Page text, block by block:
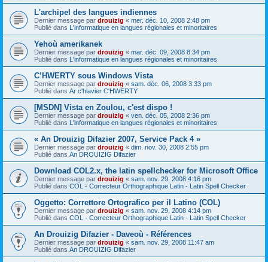
L'archipel des langues indiennes
Dernier message par drouizig « mer. déc. 10, 2008 2:48 pm
Publié dans L'informatique en langues régionales et minoritaires
Yehoù amerikanek
Dernier message par drouizig « mar. déc. 09, 2008 8:34 pm
Publié dans L'informatique en langues régionales et minoritaires
C’HWERTY sous Windows Vista
Dernier message par drouizig « sam. déc. 06, 2008 3:33 pm
Publié dans Ar c'hlavier C'HWERTY
[MSDN] Vista en Zoulou, c'est dispo !
Dernier message par drouizig « ven. déc. 05, 2008 2:36 pm
Publié dans L'informatique en langues régionales et minoritaires
« An Drouizig Difazier 2007, Service Pack 4 »
Dernier message par drouizig « dim. nov. 30, 2008 2:55 pm
Publié dans An DROUIZIG Difazier
Download COL2.x, the latin spellchecker for Microsoft Office
Dernier message par drouizig « sam. nov. 29, 2008 4:16 pm
Publié dans COL - Correcteur Orthographique Latin - Latin Spell Checker
Oggetto: Correttore Ortografico per il Latino (COL)
Dernier message par drouizig « sam. nov. 29, 2008 4:14 pm
Publié dans COL - Correcteur Orthographique Latin - Latin Spell Checker
An Drouizig Difazier - Daveoù - Références
Dernier message par drouizig « sam. nov. 29, 2008 11:47 am
Publié dans An DROUIZIG Difazier